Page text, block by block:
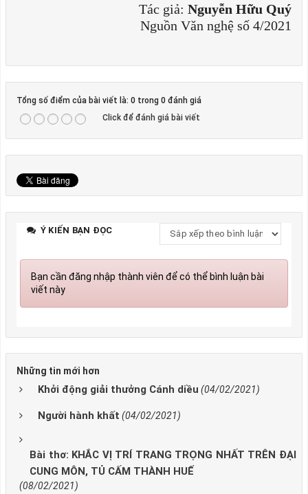
Tác giả: Nguyễn Hữu Quý
Nguồn Văn nghệ số 4/2021
Tổng số điểm của bài viết là: 0 trong 0 đánh giá
Click để đánh giá bài viết
Ý KIẾN BẠN ĐỌC
Bạn cần đăng nhập thành viên để có thể bình luận bài
viết này
Những tin mới hơn
Khởi động giải thưởng Cánh diều (04/02/2021)
Người hành khất (04/02/2021)
Bài thơ: KHẮC VỊ TRÍ TRANG TRỌNG NHẤT TRÊN ĐẠI
CUNG MÔN, TỦ CẤM THÀNH HUẾ
(08/02/2021)